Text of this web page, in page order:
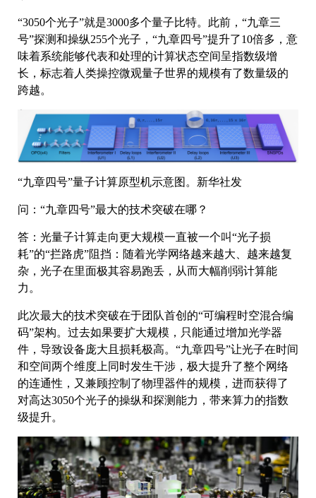
“3050个光子”就是3000多个量子比特。此前，“九章三
号”探测和操纵255个光子，“九章四号”提升了10倍多，意
味着系统能够代表和处理的计算状态空间呈指数级增
长，标志着人类操控微观量子世界的规模有了数量级的
跨越。
“九章四号”量子计算原型机示意图。新华社发
问：“九章四号”最大的技术突破在哪？
答：光量子计算走向更大规模一直被一个叫“光子损
耗”的“拦路虎”阻挡：随着光学网络越来越大、越来越复
杂，光子在里面极其容易跑丢，从而大幅削弱计算能
力。
此次最大的技术突破在于团队首创的“可编程时空混合编
码”架构。过去如果要扩大规模，只能通过增加光学器
件，导致设备庞大且损耗极高。“九章四号”让光子在时间
和空间两个维度上同时发生干涉，极大提升了整个网络
的连通性，又兼顾控制了物理器件的规模，进而获得了
对高达3050个光子的操纵和探测能力，带来算力的指数
级提升。